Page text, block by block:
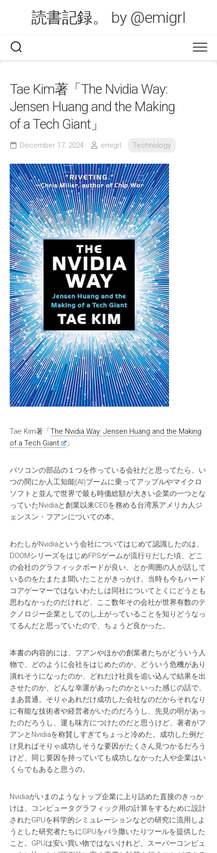
読書記録。 by @emigrl
Tae Kim著「The Nvidia Way:
Jensen Huang and the Making
of a Tech Giant」
December 17, 2024 emigrl Technology
Tae Kim著「The Nvidia Way: Jensen Huang and the Making
of a Tech Giant
」
パソコンの部品の１つを作っている会社だと思ってたら、い
つの間にか人工知能(AI)ブームに乗ってアップルやマイクロ
ソフトと並んで世界で最も時価総額が大きい企業の一つとな
っていたNvidiaと創業以来CEOを務める台湾系アメリカ人ジ
ェンスン・フアンについての本。
わたしがNvidiaという会社についてはじめて認識したのは、
DOOMシリーズをはじめFPSゲームが流行りだした頃、どこ
の会社のグラフィックボードが良い、とか周囲の人が話して
いるのをたまたま聞いたことがきっかけ。当時も今もハード
コアゲーマーではないわたしは同社についてとくにどうとも
思わなかったのだけれど、ここ数年その会社が世界有数のテ
クノロジー企業としてのし上がっていることを知りどうなっ
てるんだと思っていたので、ちょうど良かった。
本書の内容的には、フアンやほかの創業者たちがどういう人
物で、どのように会社をはじめたのか、どういう危機があり
潰れそうになったのか、どれだけ社員を追い込んで結果を出
させたのか、どんな幸運があったのかといった感じの話で、
まあ普通。そりゃあれだけ成功した会社なのだからそれなり
に有能な技術者や経営者がいたのだろうし、先見の明があっ
たのだろうし、運も味方につけたのだと思うけど、著者がフ
アンとNvidiaを称賛しすぎてちょっと冷めた。成功した例だ
け見ればそりゃ成功しそうな要因がたくさん見つかるだろう
けど、同じ要因を持っていても成功しなかった人や企業はい
くらでもあると思うの。
Nvidiaがいまのようなトップ企業に上り詰めた直接のきっか
けは、コンピュータグラフィック用の計算をするために設計
されたGPUを科学的シミュレーションなどの研究に流用しよ
うとした研究者たちにGPUをバラ撒いたりツールを提供した
こと。GPUは安い買い物ではないけれど、スーパーコンピュ